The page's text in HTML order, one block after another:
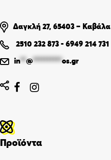
Δαγκλή 27, 65403 – Καβάλα
2510 232 873 - 6949 214 731
in**@**********os.gr
 
Προϊόντα